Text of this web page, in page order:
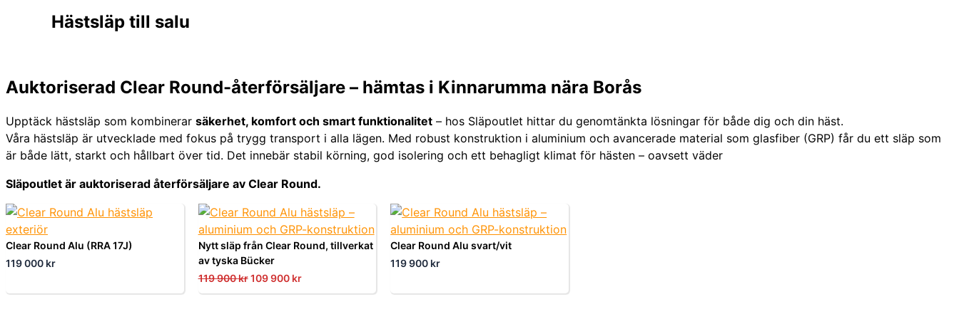
Hästsläp till salu
Auktoriserad Clear Round-återförsäljare – hämtas i Kinnarumma nära Borås
Upptäck hästsläp som kombinerar säkerhet, komfort och smart funktionalitet – hos Släpoutlet hittar du genomtänkta lösningar för både dig och din häst.
Våra hästsläp är utvecklade med fokus på trygg transport i alla lägen. Med robust konstruktion i aluminium och avancerade material som glasfiber (GRP) får du ett släp som
är både lätt, starkt och hållbart över tid. Det innebär stabil körning, god isolering och ett behagligt klimat för hästen – oavsett väder
Släpoutlet är auktoriserad återförsäljare av Clear Round.
Clear Round Alu (RRA 17J)
119 000 kr
Nytt släp från Clear Round, tillverkat
av tyska Bücker
119 900kr 109 900 kr
Clear Round Alu svart/vit
119 900 kr